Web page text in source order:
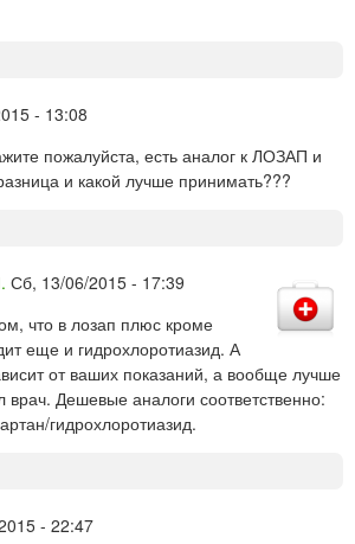
- 13:08
пожалуйста, есть аналог к ЛОЗАП и
и какой лучше принимать???
Сб, 13/06/2015 - 17:39
что в лозап плюс кроме
еще и гидрохлоротиазид. А
от ваших показаний, а вообще лучше
врач. Дешевые аналоги соответственно:
гидрохлоротиазид.
- 22:47